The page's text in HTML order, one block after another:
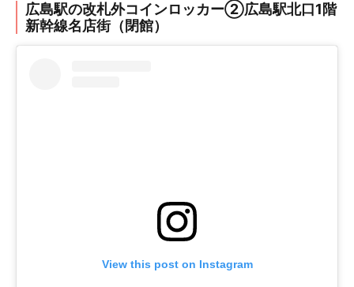
広島駅の改札外コインロッカー②広島駅北口1階
新幹線名店街（閉館）
View this post on Instagram